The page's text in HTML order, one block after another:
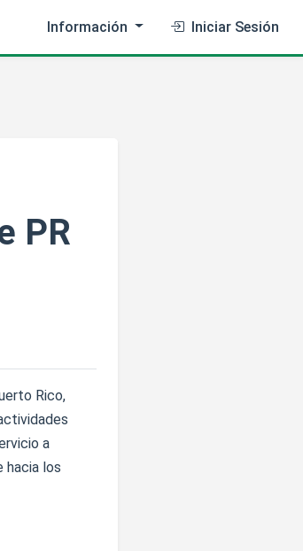
Información Iniciar Sesión
PR
Rico,
a
hacia los